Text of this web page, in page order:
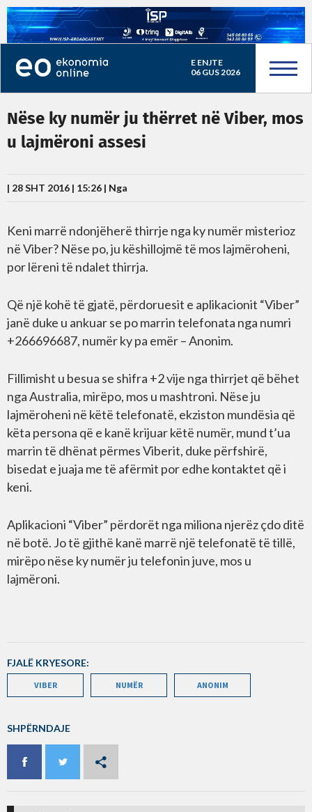
E ENJTE
06 GUS 2026
Nëse ky numër ju thërret në Viber, mos
u lajmëroni assesi
| 28 SHT 2016 | 15:26 | Nga
Keni marrë ndonjëherë thirrje nga ky numër misterioz
në Viber? Nëse po, ju këshillojmë të mos lajmëroheni,
por lëreni të ndalet thirrja.
Që një kohë të gjatë, përdoruesit e aplikacionit “Viber”
janë duke u ankuar se po marrin telefonata nga numri
+266696687, numër ky pa emër – Anonim.
Fillimisht u besua se shifra +2 vije nga thirrjet që bëhet
nga Australia, mirëpo, mos u mashtroni. Nëse ju
lajmëroheni në këtë telefonatë, ekziston mundësia që
këta persona që e kanë krijuar këtë numër, mund t’ua
marrin të dhënat përmes Viberit, duke përfshirë,
bisedat e juaja me të afërmit por edhe kontaktet që i
keni.
Aplikacioni “Viber” përdorët nga miliona njerëz çdo ditë
në botë. Jo të gjithë kanë marrë një telefonatë të tillë,
mirëpo nëse ky numër ju telefonin juve, mos u
lajmëroni.
FJALË KRYESORE:
VIBER NUMËR ANONIM
SHPËRNDAJE